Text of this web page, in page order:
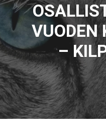
–